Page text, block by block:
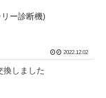
ー診断機)
2022.12.02
換しました